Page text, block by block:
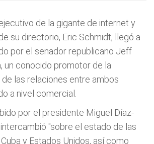
de la gigante de internet y
su directorio, Eric Schmidt, llegó a
por el senador republicano Jeff
un conocido promotor de la
las relaciones entre ambos
a nivel comercial.
por el presidente Miguel Díaz-
"sobre el estado de las
y Estados Unidos, así como